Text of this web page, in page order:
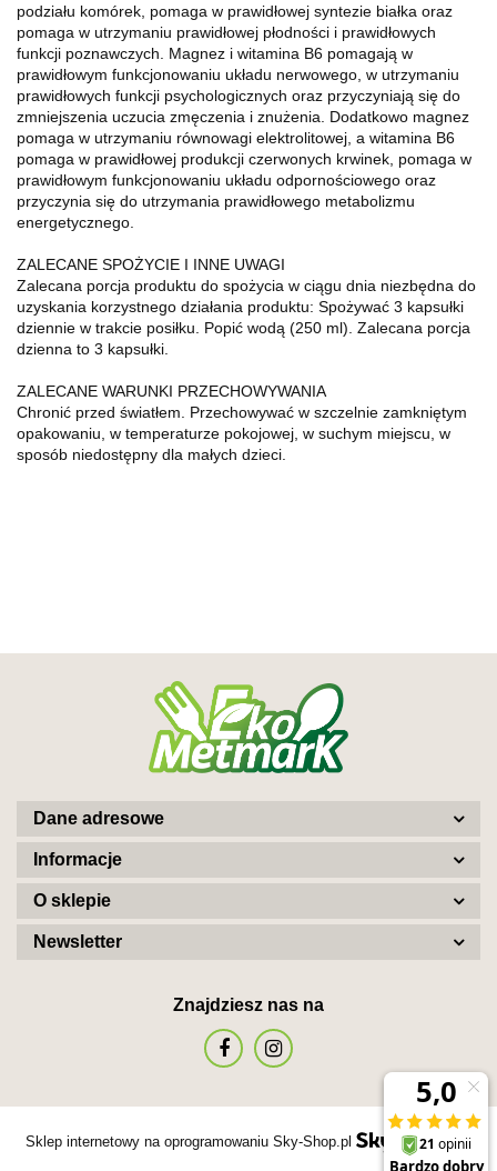
podziału komórek, pomaga w prawidłowej syntezie białka oraz
pomaga w utrzymaniu prawidłowej płodności i prawidłowych
funkcji poznawczych. Magnez i witamina B6 pomagają w
prawidłowym funkcjonowaniu układu nerwowego, w utrzymaniu
prawidłowych funkcji psychologicznych oraz przyczyniają się do
zmniejszenia uczucia zmęczenia i znużenia. Dodatkowo magnez
pomaga w utrzymaniu równowagi elektrolitowej, a witamina B6
pomaga w prawidłowej produkcji czerwonych krwinek, pomaga w
prawidłowym funkcjonowaniu układu odpornościowego oraz
przyczynia się do utrzymania prawidłowego metabolizmu
energetycznego.
ZALECANE SPOŻYCIE I INNE UWAGI
Zalecana porcja produktu do spożycia w ciągu dnia niezbędna do
uzyskania korzystnego działania produktu: Spożywać 3 kapsułki
dziennie w trakcie posiłku. Popić wodą (250 ml). Zalecana porcja
dzienna to 3 kapsułki.
ZALECANE WARUNKI PRZECHOWYWANIA
Chronić przed światłem. Przechowywać w szczelnie zamkniętym
opakowaniu, w temperaturze pokojowej, w suchym miejscu, w
sposób niedostępny dla małych dzieci.
Dane adresowe
Informacje
O sklepie
Newsletter
Znajdziesz nas na
Sklep internetowy na oprogramowaniu Sky-Shop.pl